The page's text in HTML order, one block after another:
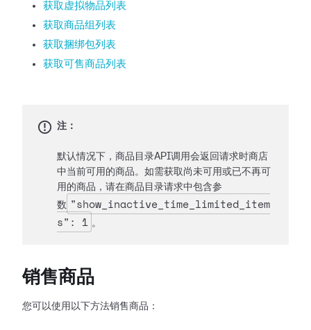
获取虚拟物品列表
获取商品组列表
获取捆绑包列表
获取可售商品列表
注：
默认情况下，商品目录API调用会返回请求时商店
中当前可用的商品。如需获取尚未可用或已不再可
用的商品，请在商品目录请求中包含参
数 "show_inactive_time_limited_item
s": 1 。
销售商品
您可以使用以下方法销售商品：